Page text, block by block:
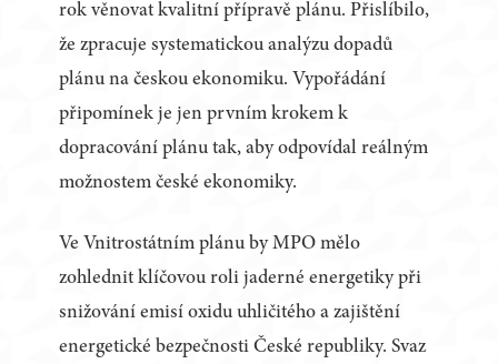
rok věnovat kvalitní přípravě plánu. Přislíbilo,
že zpracuje systematickou analýzu dopadů
plánu na českou ekonomiku. Vypořádání
připomínek je jen prvním krokem k
dopracování plánu tak, aby odpovídal reálným
možnostem české ekonomiky.
Ve Vnitrostátním plánu by MPO mělo
zohlednit klíčovou roli jaderné energetiky při
snižování emisí oxidu uhličitého a zajištění
energetické bezpečnosti České republiky. Svaz